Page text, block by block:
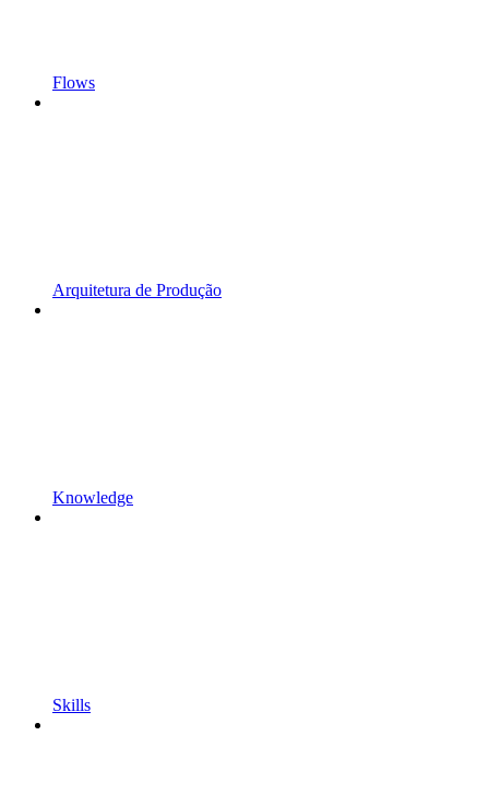
Flows
Arquitetura de Produção
Knowledge
Skills